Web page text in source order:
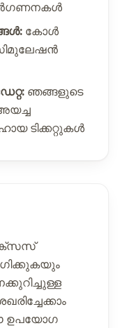
കോൾ
സിമുലേഷൻ
ഞങ്ങളുടെ
ടിക്കറ്റുകൾ
ഉപയോഗ